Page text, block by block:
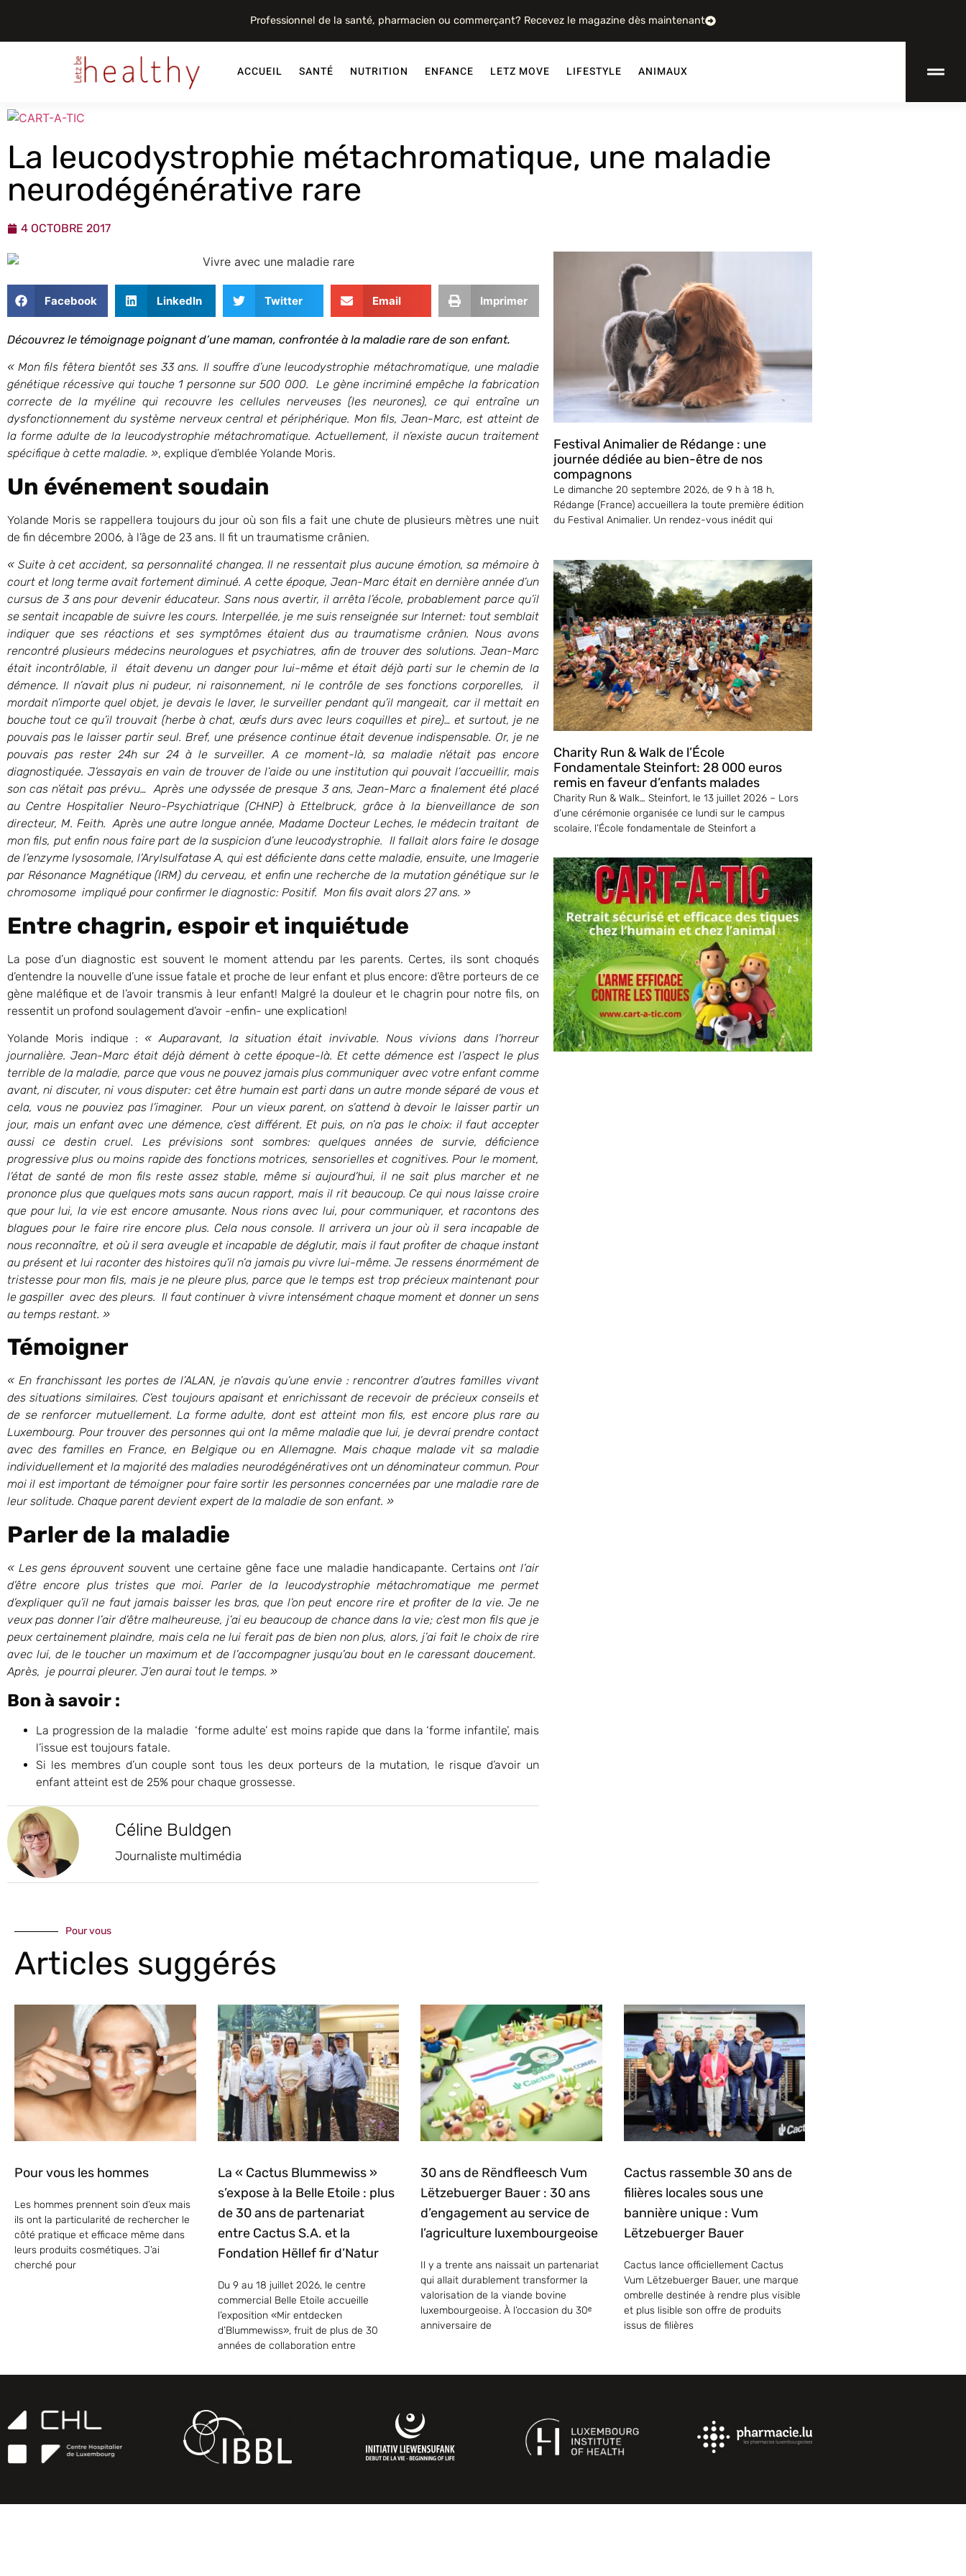
Professionnel de la santé, pharmacien ou commerçant? Recevez le magazine dès maintenant
ACCUEIL SANTÉ NUTRITION ENFANCE LETZ MOVE LIFESTYLE ANIMAUX
La leucodystrophie métachromatique, une maladie
neurodégénérative rare
4 OCTOBRE 2017
Facebook LinkedIn Twitter Email Imprimer
Découvrez le témoignage poignant d’une maman, confrontée à la maladie rare de son enfant.
« Mon fils fêtera bientôt ses 33 ans. Il souffre d’une leucodystrophie métachromatique, une maladie
génétique récessive qui touche 1 personne sur 500 000. Le gène incriminé empêche la fabrication
correcte de la myéline qui recouvre les cellules nerveuses (les neurones), ce qui entraîne un
dysfonctionnement du système nerveux central et périphérique. Mon fils, Jean-Marc, est atteint de
la forme adulte de la leucodystrophie métachromatique. Actuellement, il n’existe aucun traitement
spécifique à cette maladie. », explique d’emblée Yolande Moris.
Un événement soudain
Yolande Moris se rappellera toujours du jour où son fils a fait une chute de plusieurs mètres une nuit
de fin décembre 2006, à l’âge de 23 ans. Il fit un traumatisme crânien.
« Suite à cet accident, sa personnalité changea. Il ne ressentait plus aucune émotion, sa mémoire à
court et long terme avait fortement diminué. A cette époque, Jean-Marc était en dernière année d’un
cursus de 3 ans pour devenir éducateur. Sans nous avertir, il arrêta l’école, probablement parce qu’il
se sentait incapable de suivre les cours. Interpellée, je me suis renseignée sur Internet: tout semblait
indiquer que ses réactions et ses symptômes étaient dus au traumatisme crânien. Nous avons
rencontré plusieurs médecins neurologues et psychiatres, afin de trouver des solutions. Jean-Marc
était incontrôlable, il était devenu un danger pour lui-même et était déjà parti sur le chemin de la
démence. Il n’avait plus ni pudeur, ni raisonnement, ni le contrôle de ses fonctions corporelles, il
mordait n’importe quel objet, je devais le laver, le surveiller pendant qu’il mangeait, car il mettait en
bouche tout ce qu’il trouvait (herbe à chat, œufs durs avec leurs coquilles et pire)… et surtout, je ne
pouvais pas le laisser partir seul. Bref, une présence continue était devenue indispensable. Or, je ne
pouvais pas rester 24h sur 24 à le surveiller. A ce moment-là, sa maladie n’était pas encore
diagnostiquée. J’essayais en vain de trouver de l’aide ou une institution qui pouvait l’accueillir, mais
son cas n’était pas prévu… Après une odyssée de presque 3 ans, Jean-Marc a finalement été placé
au Centre Hospitalier Neuro-Psychiatrique (CHNP) à Ettelbruck, grâce à la bienveillance de son
directeur, M. Feith. Après une autre longue année, Madame Docteur Leches, le médecin traitant de
mon fils, put enfin nous faire part de la suspicion d’une leucodystrophie. Il fallait alors faire le dosage
de l’enzyme lysosomale, l’Arylsulfatase A, qui est déficiente dans cette maladie, ensuite, une Imagerie
par Résonance Magnétique (IRM) du cerveau, et enfin une recherche de la mutation génétique sur le
chromosome impliqué pour confirmer le diagnostic: Positif. Mon fils avait alors 27 ans. »
Entre chagrin, espoir et inquiétude
La pose d’un diagnostic est souvent le moment attendu par les parents. Certes, ils sont choqués
d’entendre la nouvelle d’une issue fatale et proche de leur enfant et plus encore: d’être porteurs de ce
gène maléfique et de l’avoir transmis à leur enfant! Malgré la douleur et le chagrin pour notre fils, on
ressentit un profond soulagement d’avoir -enfin- une explication!
Yolande Moris indique : « Auparavant, la situation était invivable. Nous vivions dans l’horreur
journalière. Jean-Marc était déjà dément à cette époque-là. Et cette démence est l’aspect le plus
terrible de la maladie, parce que vous ne pouvez jamais plus communiquer avec votre enfant comme
avant, ni discuter, ni vous disputer: cet être humain est parti dans un autre monde séparé de vous et
cela, vous ne pouviez pas l’imaginer. Pour un vieux parent, on s’attend à devoir le laisser partir un
jour, mais un enfant avec une démence, c’est différent. Et puis, on n’a pas le choix: il faut accepter
aussi ce destin cruel. Les prévisions sont sombres: quelques années de survie, déficience
progressive plus ou moins rapide des fonctions motrices, sensorielles et cognitives. Pour le moment,
l’état de santé de mon fils reste assez stable, même si aujourd’hui, il ne sait plus marcher et ne
prononce plus que quelques mots sans aucun rapport, mais il rit beaucoup. Ce qui nous laisse croire
que pour lui, la vie est encore amusante. Nous rions avec lui, pour communiquer, et racontons des
blagues pour le faire rire encore plus. Cela nous console. Il arrivera un jour où il sera incapable de
nous reconnaître, et où il sera aveugle et incapable de déglutir, mais il faut profiter de chaque instant
au présent et lui raconter des histoires qu’il n’a jamais pu vivre lui-même. Je ressens énormément de
tristesse pour mon fils, mais je ne pleure plus, parce que le temps est trop précieux maintenant pour
le gaspiller avec des pleurs. Il faut continuer à vivre intensément chaque moment et donner un sens
au temps restant. »
Témoigner
« En franchissant les portes de l’ALAN, je n’avais qu’une envie : rencontrer d’autres familles vivant
des situations similaires. C’est toujours apaisant et enrichissant de recevoir de précieux conseils et
de se renforcer mutuellement. La forme adulte, dont est atteint mon fils, est encore plus rare au
Luxembourg. Pour trouver des personnes qui ont la même maladie que lui, je devrai prendre contact
avec des familles en France, en Belgique ou en Allemagne. Mais chaque malade vit sa maladie
individuellement et la majorité des maladies neurodégénératives ont un dénominateur commun. Pour
moi il est important de témoigner pour faire sortir les personnes concernées par une maladie rare de
leur solitude. Chaque parent devient expert de la maladie de son enfant. »
Parler de la maladie
« Les gens éprouvent souvent une certaine gêne face une maladie handicapante. Certainsont l’air
d’être encore plus tristes que moi. Parler de la leucodystrophie métachromatique me permet
d’expliquer qu’il ne faut jamais baisser les bras, que l’on peut encore rire et profiter de la vie. Je ne
veux pas donner l’air d’être malheureuse, j’ai eu beaucoup de chance dans la vie; c’est mon fils que je
peux certainement plaindre, mais cela ne lui ferait pas de bien non plus, alors, j’ai fait le choix de rire
avec lui, de le toucher un maximum et de l’accompagner jusqu’au bout en le caressant doucement.
Après, je pourrai pleurer. J’en aurai tout le temps. »
Bon à savoir :
La progression de la maladie ‘forme adulte’ est moins rapide que dans la ‘forme infantile’, mais
l’issue est toujours fatale.
Si les membres d’un couple sont tous les deux porteurs de la mutation, le risque d’avoir un
enfant atteint est de 25% pour chaque grossesse.
Céline Buldgen
Journaliste multimédia
Festival Animalier de Rédange : une
journée dédiée au bien-être de nos
compagnons
Le dimanche 20 septembre 2026, de 9 h à 18 h,
Rédange (France) accueillera la toute première édition
du Festival Animalier. Un rendez-vous inédit qui
Charity Run & Walk de l’École
Fondamentale Steinfort: 28 000 euros
remis en faveur d’enfants malades
Charity Run & Walk… Steinfort, le 13 juillet 2026 – Lors
d’une cérémonie organisée ce lundi sur le campus
scolaire, l’École fondamentale de Steinfort a
Pour vous
Articles suggérés
Pour vous les hommes
Les hommes prennent soin d’eux mais
ils ont la particularité de rechercher le
côté pratique et efficace même dans
leurs produits cosmétiques. J’ai
cherché pour
La « Cactus Blummewiss »
s’expose à la Belle Etoile : plus
de 30 ans de partenariat
entre Cactus S.A. et la
Fondation Hëllef fir d’Natur
Du 9 au 18 juillet 2026, le centre
commercial Belle Etoile accueille
l’exposition «Mir entdecken
d’Blummewiss», fruit de plus de 30
années de collaboration entre
30 ans de Rëndfleesch Vum
Lëtzebuerger Bauer : 30 ans
d’engagement au service de
l’agriculture luxembourgeoise
Il y a trente ans naissait un partenariat
qui allait durablement transformer la
valorisation de la viande bovine
luxembourgeoise. À l’occasion du 30ᵉ
anniversaire de
Cactus rassemble 30 ans de
filières locales sous une
bannière unique : Vum
Lëtzebuerger Bauer
Cactus lance officiellement Cactus
Vum Lëtzebuerger Bauer, une marque
ombrelle destinée à rendre plus visible
et plus lisible son offre de produits
issus de filières